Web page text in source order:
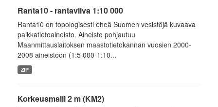
Ranta10 - rantaviiva 1:10 000
Ranta10 on topologisesti eheä Suomen vesistöjä kuvaava
paikkatietoaineisto. Aineisto pohjautuu
Maanmittauslaitoksen maastotietokannan vuosien 2000-
2008 aineistoon (1:5 000-1:10...
ZIP
Korkeusmalli 2 m (KM2)